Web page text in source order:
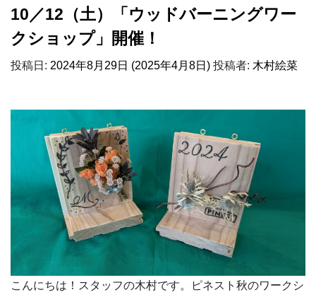
10／12（土）「ウッドバーニングワー
クショップ」開催！
投稿日: 2024年8月29日 (2025年4月8日) 投稿者: 木村絵菜
こんにちは！スタッフの木村です。ピネスト秋のワークシ